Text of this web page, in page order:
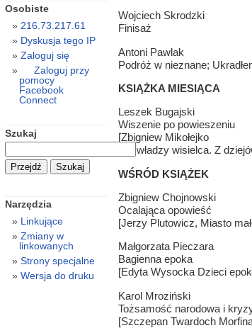
Wojciech Skrodzki
Finisaż
Antoni Pawlak
Podróż w nieznane;
KSIĄŻKA MIESIĄCA
Leszek Bugajski
Wiszenie po powieszeniu
[Zbigniew Mikołejko
We władzy wisielca. Z
WŚRÓD KSIĄŻEK
Zbigniew Chojnowski
Ocalająca opowieść
[Jerzy Plutowicz, Miasto
Małgorzata Pieczara
Bagienna epoka
[Edyta Wysocka Dzieci
Karol Mroziński
Tożsamość narodowa i
[Szczepan Twardoch
Osobiste
216.73.217.61
Dyskusja tego IP
Zaloguj się
Zaloguj przy
pomocy
Facebook
Connect
Szukaj
Narzędzia
Linkujące
Zmiany w
linkowanych
Strony specjalne
Wersja do druku